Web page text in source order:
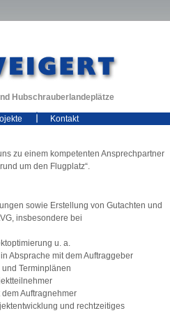
Hubschrauberlandeplätze
Kontakt
zu einem kompetenten Ansprechpartner
um den Flugplatz“.
sowie Erstellung von Gutachten und
insbesondere bei
u. a.
Absprache mit dem Auftraggeber
Terminplänen
Auftragnehmer
und rechtzeitiges